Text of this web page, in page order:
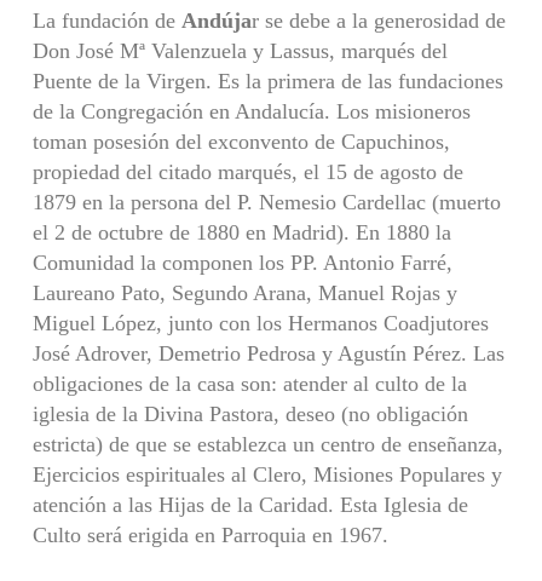
La fundación de Andújar se debe a la generosidad de
Don José Mª Valenzuela y Lassus, marqués del
Puente de la Virgen. Es la primera de las fundaciones
de la Congregación en Andalucía. Los misioneros
toman posesión del exconvento de Capuchinos,
propiedad del citado marqués, el 15 de agosto de
1879 en la persona del P. Nemesio Cardellac (muerto
el 2 de octubre de 1880 en Madrid). En 1880 la
Comunidad la componen los PP. Antonio Farré,
Laureano Pato, Segundo Arana, Manuel Rojas y
Miguel López, junto con los Hermanos Coadjutores
José Adrover, Demetrio Pedrosa y Agustín Pérez. Las
obligaciones de la casa son: atender al culto de la
iglesia de la Divina Pastora, deseo (no obligación
estricta) de que se establezca un centro de enseñanza,
Ejercicios espirituales al Clero, Misiones Populares y
atención a las Hijas de la Caridad. Esta Iglesia de
Culto será erigida en Parroquia en 1967.